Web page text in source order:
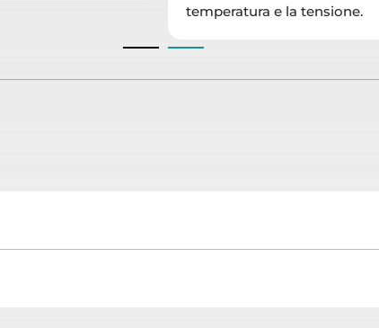
temperatura e la tensione.